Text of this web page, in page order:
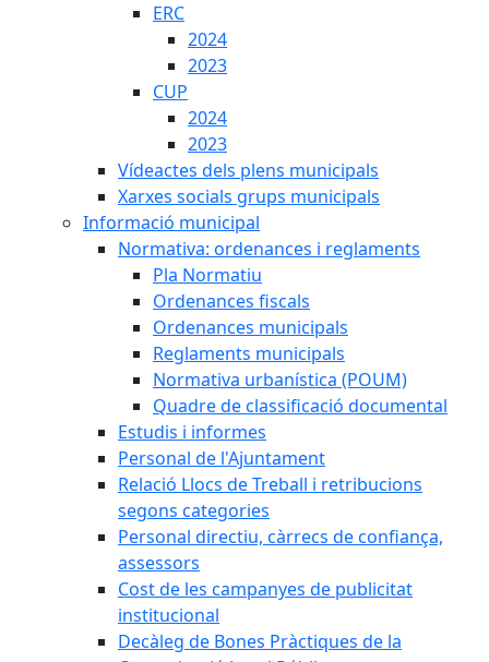
ERC
2024
2023
CUP
2024
2023
Vídeactes dels plens municipals
Xarxes socials grups municipals
Informació municipal
Normativa: ordenances i reglaments
Pla Normatiu
Ordenances fiscals
Ordenances municipals
Reglaments municipals
Normativa urbanística (POUM)
Quadre de classificació documental
Estudis i informes
Personal de l'Ajuntament
Relació Llocs de Treball i retribucions
segons categories
Personal directiu, càrrecs de confiança,
assessors
Cost de les campanyes de publicitat
institucional
Decàleg de Bones Pràctiques de la